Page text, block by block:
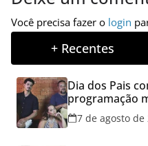
Você precisa fazer o login
+ Recentes
Dia dos Pais
programação
Aparecida de
7 de agosto de